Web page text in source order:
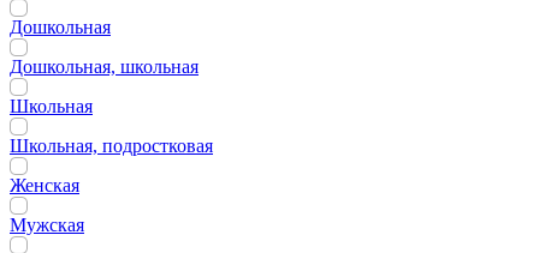
Дошкольная
Дошкольная, школьная
Школьная
Школьная, подростковая
Женская
Мужская